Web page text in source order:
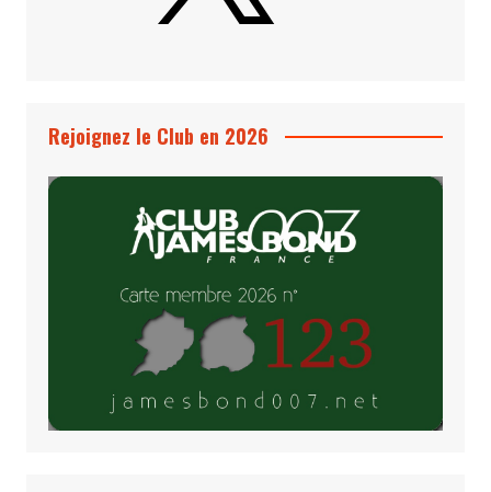
Rejoignez le Club en 2026